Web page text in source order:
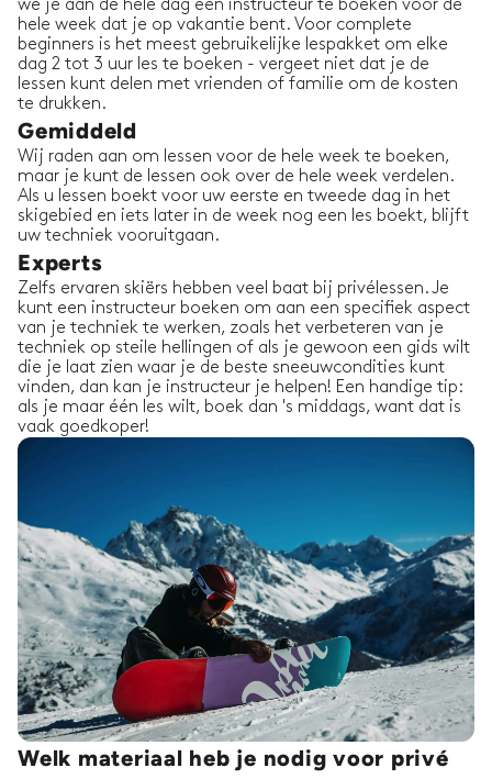
we je aan de hele dag een instructeur te boeken voor de
hele week dat je op vakantie bent. Voor complete
beginners is het meest gebruikelijke lespakket om elke
dag 2 tot 3 uur les te boeken - vergeet niet dat je de
lessen kunt delen met vrienden of familie om de kosten
te drukken.
Gemiddeld
Wij raden aan om lessen voor de hele week te boeken,
maar je kunt de lessen ook over de hele week verdelen.
Als u lessen boekt voor uw eerste en tweede dag in het
skigebied en iets later in de week nog een les boekt, blijft
uw techniek vooruitgaan.
Experts
Zelfs ervaren skiërs hebben veel baat bij privélessen. Je
kunt een instructeur boeken om aan een specifiek aspect
van je techniek te werken, zoals het verbeteren van je
techniek op steile hellingen of als je gewoon een gids wilt
die je laat zien waar je de beste sneeuwcondities kunt
vinden, dan kan je instructeur je helpen! Een handige tip:
als je maar één les wilt, boek dan 's middags, want dat is
vaak goedkoper!
Welk materiaal heb je nodig voor privé